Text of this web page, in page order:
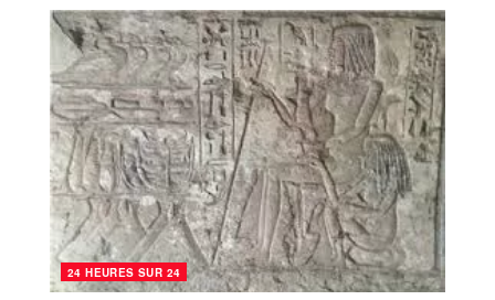
24 HEURES SUR 24